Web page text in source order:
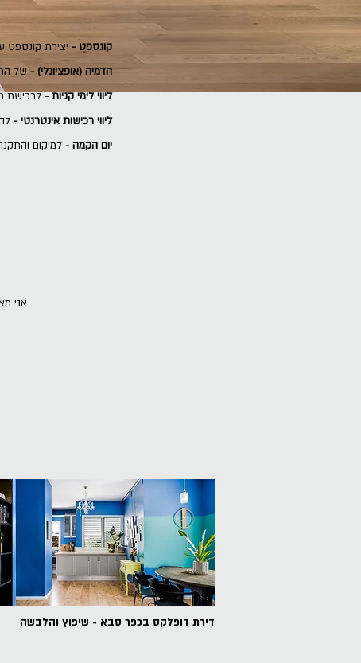
קונספט - יצירת קונספט
הדמיה (אופציונלי) -של
ליווי לימי קניות -לרכישת
ליווי רכישות אינטרנטי -
יום הקמה - למיקום
אני
דירת דופלקס בכפר סבא - שיפוץ והלבשה